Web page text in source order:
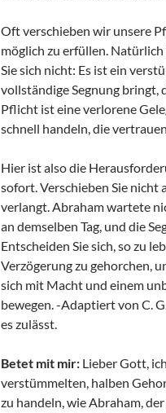
Oft verschieben wir unsere
möglich zu erfüllen. Natürlich
Sie sich nicht: Es ist ein
vollständige Segnung bringt,
Pflicht ist eine verlorene
schnell handeln, die
Hier ist also die
sofort. Verschieben Sie nicht
verlangt. Abraham wartete
an demselben Tag, und die
Entscheiden Sie sich, so zu
Verzögerung zu gehorchen,
sich mit Macht und einem
bewegen. -Adaptiert von C.
es zulässt.
Betet mit mir: Lieber Gott,
verstümmelten, halben
zu handeln, wie Abraham,